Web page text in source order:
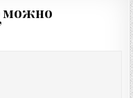
можно